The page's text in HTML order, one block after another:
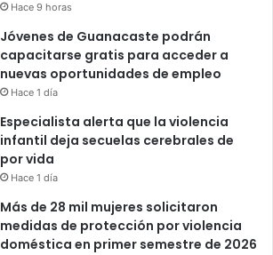
Hace 9 horas
Jóvenes de Guanacaste podrán
capacitarse gratis para acceder a
nuevas oportunidades de empleo
Hace 1 día
Especialista alerta que la violencia
infantil deja secuelas cerebrales de
por vida
Hace 1 día
Más de 28 mil mujeres solicitaron
medidas de protección por violencia
doméstica en primer semestre de 2026